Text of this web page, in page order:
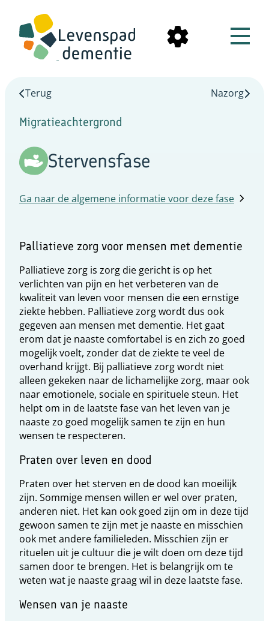
Terug Nazorg
Migratieachtergrond
Stervensfase
Ga naar de algemene informatie voor deze fase
Palliatieve zorg voor mensen met dementie
Palliatieve zorg is zorg die gericht is op het
verlichten van pijn en het verbeteren van de
kwaliteit van leven voor mensen die een ernstige
ziekte hebben. Palliatieve zorg wordt dus ook
gegeven aan mensen met dementie. Het gaat
erom dat je naaste comfortabel is en zich zo goed
mogelijk voelt, zonder dat de ziekte te veel de
overhand krijgt. Bij palliatieve zorg wordt niet
alleen gekeken naar de lichamelijke zorg, maar ook
naar emotionele, sociale en spirituele steun. Het
helpt om in de laatste fase van het leven van je
naaste zo goed mogelijk samen te zijn en hun
wensen te respecteren.
Praten over leven en dood
Praten over het sterven en de dood kan moeilijk
zijn. Sommige mensen willen er wel over praten,
anderen niet. Het kan ook goed zijn om in deze tijd
gewoon samen te zijn met je naaste en misschien
ook met andere familieleden. Misschien zijn er
rituelen uit je cultuur die je wilt doen om deze tijd
samen door te brengen. Het is belangrijk om te
weten wat je naaste graag wil in deze laatste fase.
Wensen van je naaste